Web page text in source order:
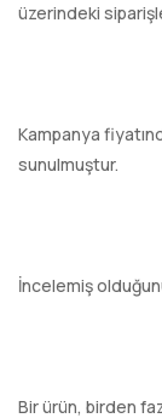
üzerindeki
Kampanya
sunulmuştur.
İncelemiş
Bir ürün, birden